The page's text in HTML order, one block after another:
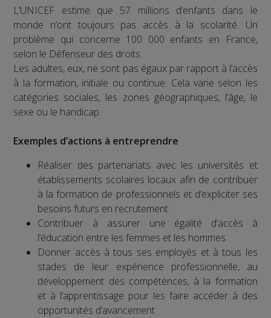
L’UNICEF estime que 57 millions d’enfants dans le
monde n’ont toujours pas accès à la scolarité. Un
problème qui concerne 100 000 enfants en France,
selon le Défenseur des droits.
Les adultes, eux, ne sont pas égaux par rapport à l’accès
à la formation, initiale ou continue. Cela varie selon les
catégories sociales, les zones géographiques, l’âge, le
sexe ou le handicap.
Exemples d’actions à entreprendre
Réaliser des partenariats avec les universités et
établissements scolaires locaux afin de contribuer
à la formation de professionnels et d’expliciter ses
besoins futurs en recrutement
Contribuer à assurer une égalité d’accès à
l’éducation entre les femmes et les hommes
Donner accès à tous ses employés et à tous les
stades de leur expérience professionnelle, au
développement des compétences, à la formation
et à l’apprentissage pour les faire accéder à des
opportunités d’avancement